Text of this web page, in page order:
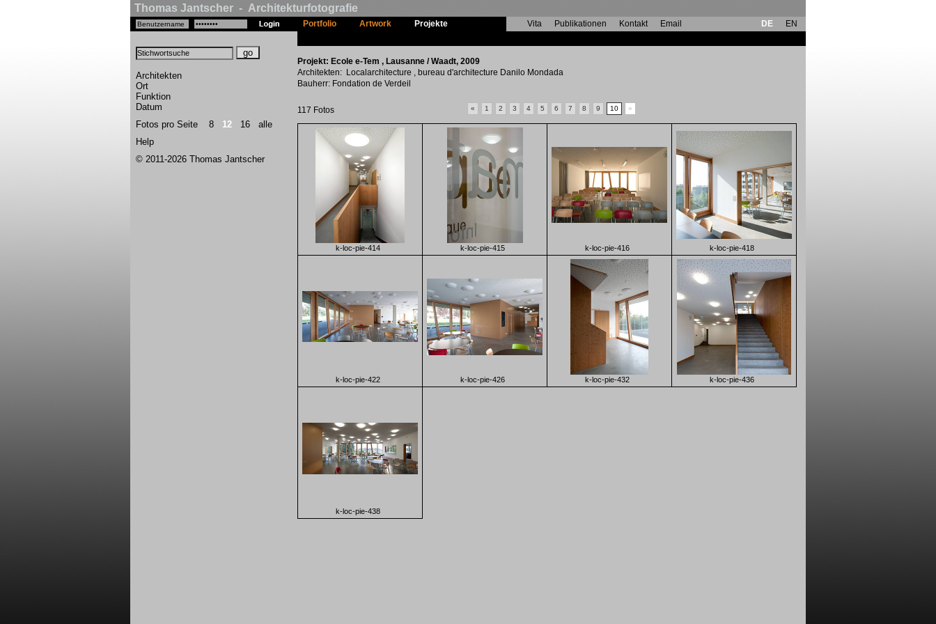
Thomas Jantscher - Architekturfotografie
Architekten
Ort
Funktion
Datum
Fotos pro Seite 8 12 16
alle
Help
© 2011-2026 Thomas Jantscher
Portfolio Artwork Projekte Vita Publikationen Kontakt Email DE
EN
Projekt: Ecole e-Tem , Lausanne / Waadt, 2009
Architekten: Localarchitecture , bureau d'architecture Danilo Mondada
Bauherr: Fondation de Verdeil
117 Fotos « 1 2 3 4 5 6 7 8 9 10 »
k-loc-pie-414 k-loc-pie-415 k-loc-pie-416 k-loc-pie-418
k-loc-pie-422 k-loc-pie-426 k-loc-pie-432 k-loc-pie-436
k-loc-pie-438